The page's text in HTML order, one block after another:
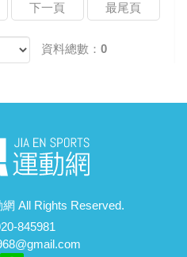
下一頁 最尾頁
資料總數：0
網 All Rights Reserved.
845981